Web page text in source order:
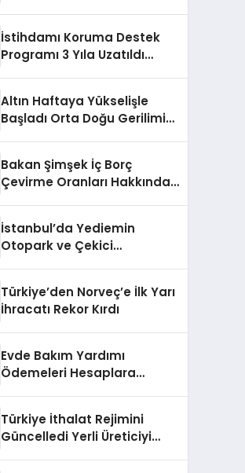
İstihdamı Koruma Destek
Programı 3 Yıla Uzatıldı
Altın Haftaya Yükselişle
Başladı Orta Doğu Gerilimi
Bakan Şimşek İç Borç
Çevirme Oranları Hakkında
İstanbul’da Yediemin
Otopark ve Çekici
Türkiye’den Norveç’e İlk Yarı
İhracatı Rekor Kırdı
Evde Bakım Yardımı
Ödemeleri Hesaplara
Türkiye İthalat Rejimini
Güncelledi Yerli Üreticiyi